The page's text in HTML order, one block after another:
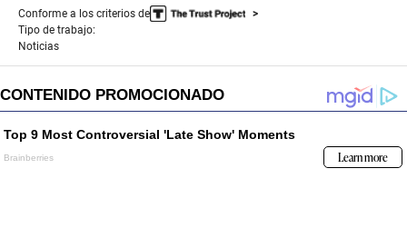
Conforme a los criterios de
Tipo de trabajo:
Noticias